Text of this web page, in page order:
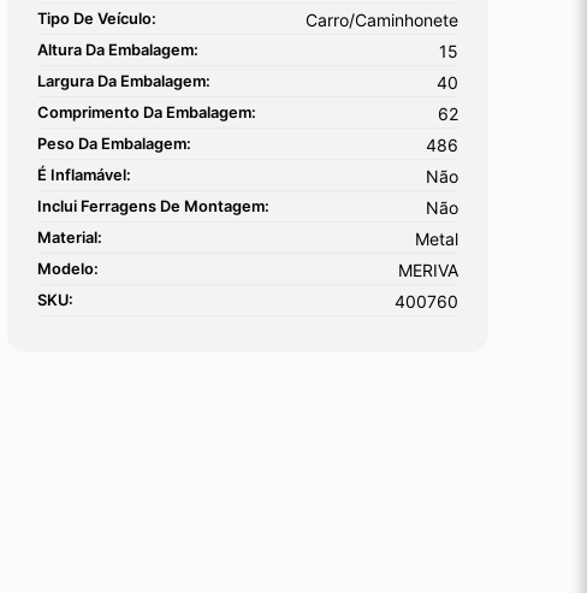
Tipo De Veículo: Carro/Caminhonete
Altura Da Embalagem: 15
Largura Da Embalagem: 40
Comprimento Da Embalagem: 62
Peso Da Embalagem: 486
É Inflamável: Não
Inclui Ferragens De Montagem: Não
Material: Metal
Modelo: MERIVA
SKU: 400760